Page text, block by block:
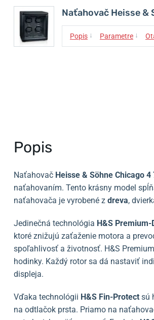
Naťahovač Heisse &
Popis ↓ Parametre ↓
Popis
Naťahovač Heisse & Söhne Chicago
naťahovaním. Tento krásny model
naťahovača je vyrobené z dreva,
Jedinečná technológia H&S Premium-
ktoré znižujú zaťaženie motora a
spoľahlivosť a životnosť. H&S
hodinky. Každý rotor sa dá nastaviť
displeja.
Vďaka technológii H&S Fin-Protect sú
na odtlačok prsta. Priamo na